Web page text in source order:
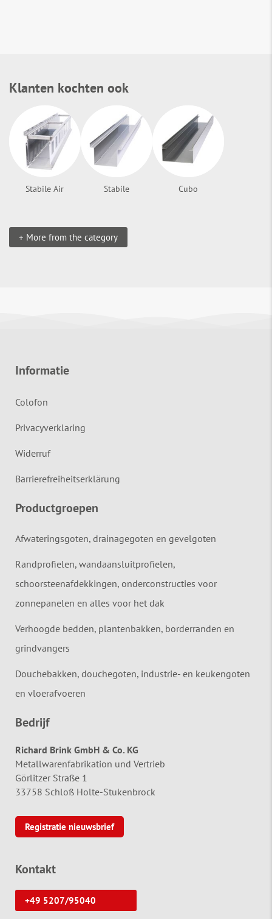
Klanten kochten ook
Stabile Air Stabile Cubo
+ More from the category
Informatie
Colofon
Privacyverklaring
Widerruf
Barrierefreiheitserklärung
Productgroepen
Afwateringsgoten, drainagegoten en gevelgoten
Randprofielen, wandaansluitprofielen,
schoorsteenafdekkingen, onderconstructies voor
zonnepanelen en alles voor het dak
Verhoogde bedden, plantenbakken, borderranden en
grindvangers
Douchebakken, douchegoten, industrie- en keukengoten
en vloerafvoeren
Bedrijf
Richard Brink GmbH & Co. KG
Metallwarenfabrikation und Vertrieb
Görlitzer Straße 1
33758 Schloß Holte-Stukenbrock
Registratie nieuwsbrief
Kontakt
+49 5207/95040